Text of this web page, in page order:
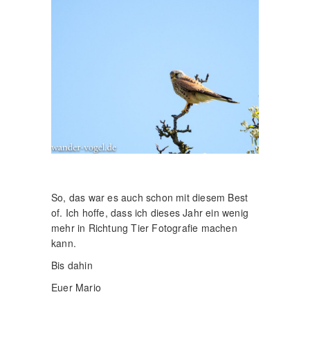
So, das war es auch schon mit diesem Best
of. Ich hoffe, dass ich dieses Jahr ein wenig
mehr in Richtung Tier Fotografie machen
kann.
Bis dahin
Euer Mario